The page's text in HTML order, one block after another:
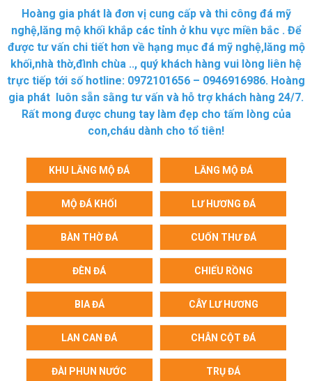
Hoàng gia phát là đơn vị cung cấp và thi công đá mỹ
nghệ,lăng mộ khối khắp các tỉnh ở khu vực miền bắc . Để
được tư vấn chi tiết hơn về hạng mục đá mỹ nghệ,lăng mộ
khối,nhà thờ,đình chùa .., quý khách hàng vui lòng liên hệ
trực tiếp tới số hotline: 0972101656 – 0946916986. Hoàng
gia phát luôn sẵn sằng tư vấn và hỗ trợ khách hàng 24/7.
Rất mong được chung tay làm đẹp cho tấm lòng của
con,cháu dành cho tổ tiên!
KHU LĂNG MỘ ĐÁ LĂNG MỘ ĐÁ
MỘ ĐÁ KHỐI LƯ HƯƠNG ĐÁ
BÀN THỜ ĐÁ CUỐN THƯ ĐÁ
ĐÈN ĐÁ CHIẾU RỒNG
BIA ĐÁ CÂY LƯ HƯƠNG
LAN CAN ĐÁ CHÂN CỘT ĐÁ
ĐÀI PHUN NƯỚC TRỤ ĐÁ